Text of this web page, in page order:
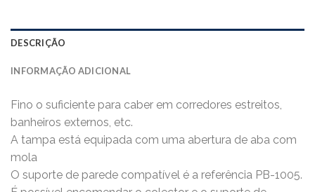
DESCRIÇÃO
INFORMAÇÃO ADICIONAL
Fino o suficiente para caber em corredores estreitos,
banheiros externos, etc.
A tampa está equipada com uma abertura de aba com
mola
O suporte de parede compatível é a referência PB-1005.